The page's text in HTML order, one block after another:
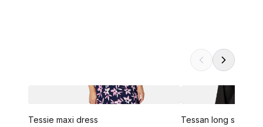
Tessie maxi dress
Tessan long sleeve